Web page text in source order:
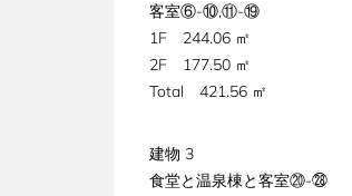
客室⑥-⑩,⑪-⑲
1F 244.06 ㎡
2F 177.50 ㎡
Total 421.56 ㎡
建物 3
食堂と温泉棟と客室⑳-㉘